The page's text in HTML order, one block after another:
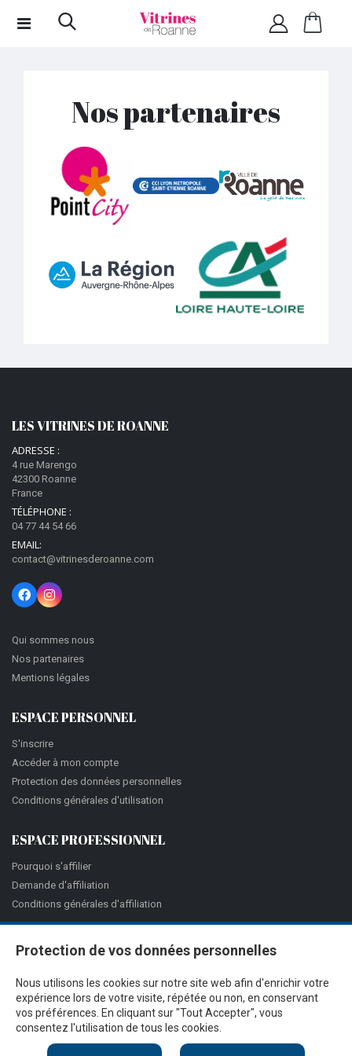
Protection de vos données personnelles
Nous utilisons les cookies sur notre site web afin d'enrichir votre
expérience lors de votre visite, répétée ou non, en conservant
vos préférences. En cliquant sur "Tout Accepter", vous
consentez l'utilisation de tous les cookies.
Nos partenaires
LES VITRINES DE ROANNE
ADRESSE :
4 rue Marengo
42300 Roanne
France
TÉLÉPHONE :
04 77 44 54 66
EMAIL:
contact@vitrinesderoanne.com
Qui sommes nous
Nos partenaires
Mentions légales
ESPACE PERSONNEL
S'inscrire
Accéder à mon compte
Protection des données personnelles
Conditions générales d'utilisation
ESPACE PROFESSIONNEL
Pourquoi s'affilier
Demande d'affiliation
Conditions générales d'affiliation
@Proximité v.7.27.3-1 - Tous droits réservés - © 2026Ciss